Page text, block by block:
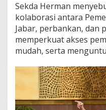
Sekda Herman
kolaborasi antara
Jabar, perbankan, dan
memperkuat akses
mudah, serta